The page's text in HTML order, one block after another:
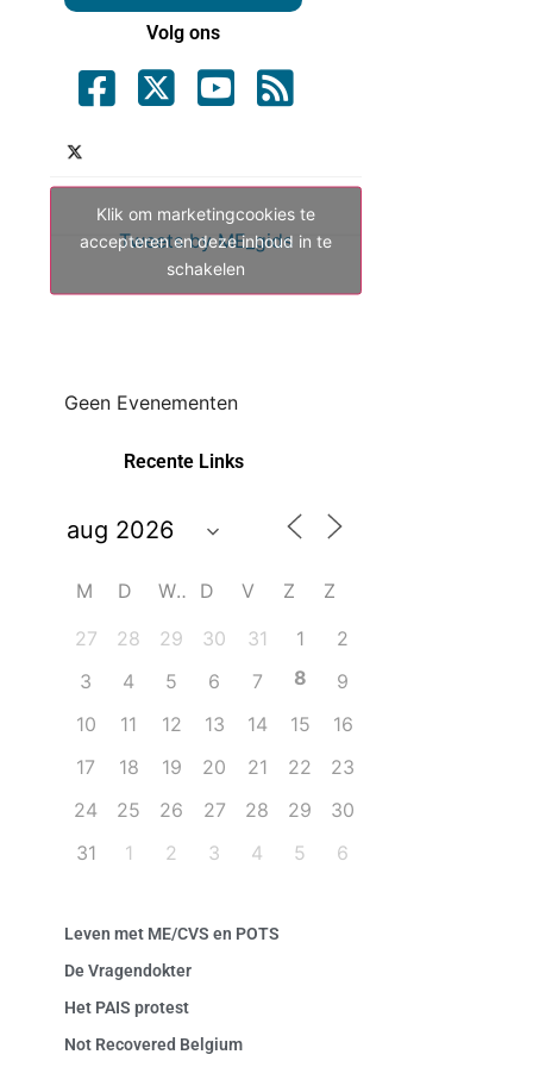
Volg ons
Tweets by ME_gids
Klik om marketingcookies te
accepteren en deze inhoud in te
schakelen
Geen Evenementen
Recente Links
M D W D V Z
Z
27
28 29 30 31 1
2
3
4 5 6 7 8
9
10
11 12 13 14 15
16
17
18 19 20 21 22
23
24
25 26 27 28 29
30
31
1 2 3 4 5 6
Leven met ME/CVS en POTS
De Vragendokter
Het PAIS protest
Not Recovered Belgium